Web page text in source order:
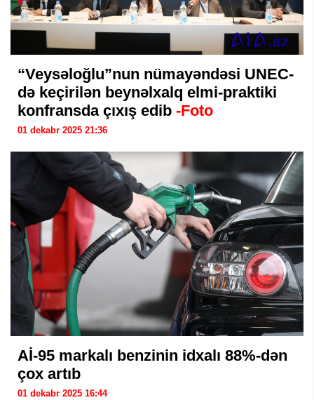
“Veysəloğlu”nun nümayəndəsi UNEC-
də keçirilən beynəlxalq elmi-praktiki
konfransda çıxış edib -Foto
01 dekabr 2025 21:36
Aİ-95 markalı benzinin idxalı 88%-dən
çox artıb
01 dekabr 2025 16:44